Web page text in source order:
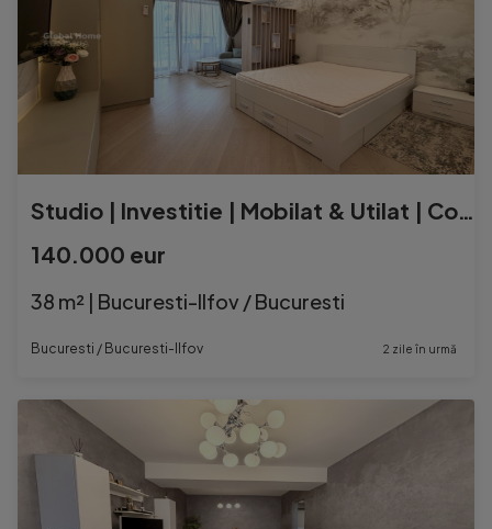
Studio | Investitie | Mobilat & Utilat | Cortina North - Pip
140.000 eur
38 m² | Bucuresti-Ilfov / Bucuresti
Bucuresti / Bucuresti-Ilfov 2 zile în urmă